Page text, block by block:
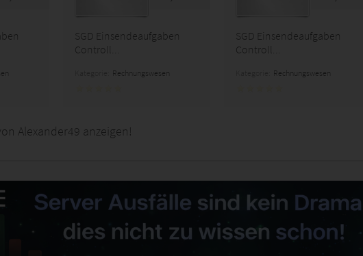
SGD Einsendeaufgaben
Controll...
Rechnungswesen
SGD Einsendeaufgaben
Controll...
Rechnungswesen
Alexander49 anzeigen!